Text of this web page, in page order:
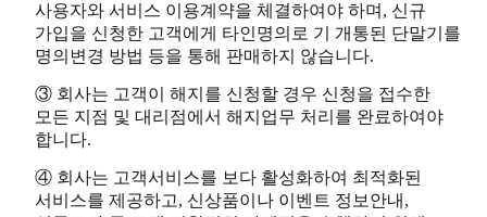
사용자와 서비스 이용계약을 체결하여야 하며, 신규
가입을 신청한 고객에게 타인명의로 기 개통된 단말기를
명의변경 방법 등을 통해 판매하지 않습니다.
③ 회사는 고객이 해지를 신청할 경우 신청을 접수한
모든 지점 및 대리점에서 해지업무 처리를 완료하여야
합니다.
④ 회사는 고객서비스를 보다 활성화하여 최적화된
서비스를 제공하고, 신상품이나 이벤트 정보안내,